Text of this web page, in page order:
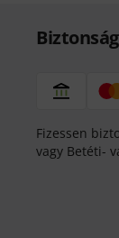
Fizessen
vagy Betéti-